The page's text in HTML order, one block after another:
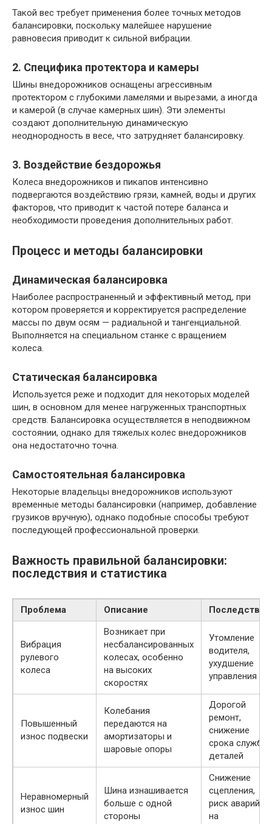
Такой вес требует применения более точных методов
балансировки, поскольку малейшее нарушение
равновесия приводит к сильной вибрации.
2. Специфика протектора и камеры
Шины внедорожников оснащены агрессивным
протектором с глубокими ламелями и вырезами, а иногда
и камерой (в случае камерных шин). Эти элементы
создают дополнительную динамическую
неоднородность в весе, что затрудняет балансировку.
3. Воздействие бездорожья
Колеса внедорожников и пикапов интенсивно
подвергаются воздействию грязи, камней, воды и других
факторов, что приводит к частой потере баланса и
необходимости проведения дополнительных работ.
Процесс и методы балансировки
Динамическая балансировка
Наиболее распространенный и эффективный метод, при
котором проверяется и корректируется распределение
массы по двум осям — радиальной и тангенциальной.
Выполняется на специальном станке с вращением
колеса.
Статическая балансировка
Используется реже и подходит для некоторых моделей
шин, в основном для менее нагруженных транспортных
средств. Балансировка осуществляется в неподвижном
состоянии, однако для тяжелых колес внедорожников
она недостаточно точна.
Самостоятельная балансировка
Некоторые владельцы внедорожников используют
временные методы балансировки (например, добавление
грузиков вручную), однако подобные способы требуют
последующей профессиональной проверки.
Важность правильной балансировки:
последствия и статистика
Проблема Описание Последствия
Вибрация
рулевого
колеса
Возникает при
несбалансированных
колесах, особенно
на высоких
скоростях
Утомление
водителя,
ухудшение
управления
Повышенный
износ подвески
Колебания
передаются на
амортизаторы и
шаровые опоры
Дорогой
ремонт,
снижение
срока службы
деталей
Неравномерный
износ шин
Шина изнашивается
больше с одной
стороны
Снижение
сцепления,
риск аварий
на